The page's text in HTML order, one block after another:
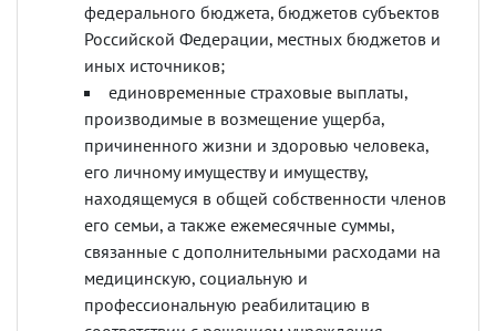
федерального бюджета, бюджетов субъектов
Российской Федерации, местных бюджетов и
иных источников;
единовременные страховые выплаты,
производимые в возмещение ущерба,
причиненного жизни и здоровью человека,
его личному имуществу и имуществу,
находящемуся в общей собственности членов
его семьи, а также ежемесячные суммы,
связанные с дополнительными расходами на
медицинскую, социальную и
профессиональную реабилитацию в